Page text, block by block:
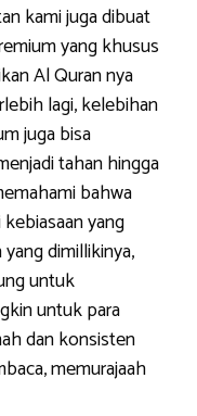
kami juga dibuat
yang khusus
Al Quran nya
lagi, kelebihan
juga bisa
tahan hingga
bahwa
yang
dimillikinya,
untuk
untuk para
dan konsisten
memurajaah